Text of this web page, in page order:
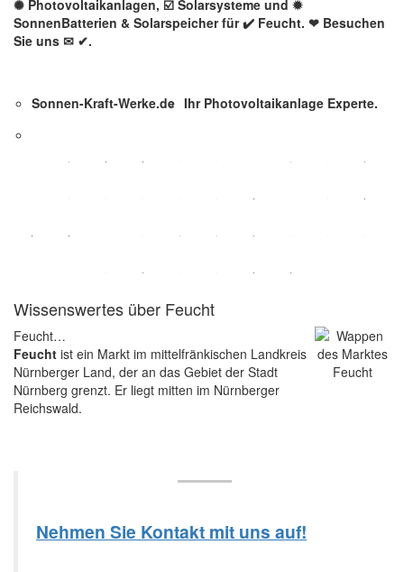
✺ Photovoltaikanlagen, ☑️ Solarsysteme und ✹
SonnenBatterien & Solarspeicher für ✔️ Feucht. ❤ Besuchen
Sie uns ✉ ✔.
Sonnen-Kraft-Werke.de Ihr Photovoltaikanlage Experte.
Wissenswertes über Feucht
Feucht…
Feucht ist ein Markt im mittelfränkischen Landkreis
Nürnberger Land, der an das Gebiet der Stadt
Nürnberg grenzt. Er liegt mitten im Nürnberger
Reichswald.
Nehmen Sie Kontakt mit uns auf!